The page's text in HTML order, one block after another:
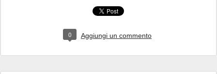
0 Aggiungi un commento